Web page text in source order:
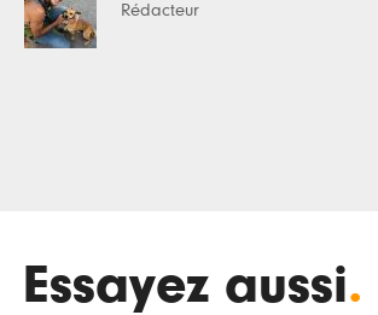
Rédacteur
Essayez aussi.